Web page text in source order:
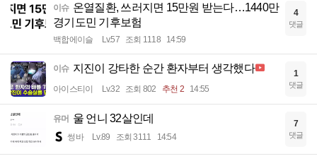
이슈 온열질환, 쓰러지면 15만원 받는다…1440만
경기도민 기후보험
백합에이슬 Lv.57 조회 1118 14:59
4
댓글
이슈 지진이 강타한 순간 환자부터 생각했다
아이스티이 Lv.32 조회 802 추천 2 14:55
1
댓글
유머 울 언니 32살인데
썽바 Lv.89 조회 3111 14:54
7
댓글